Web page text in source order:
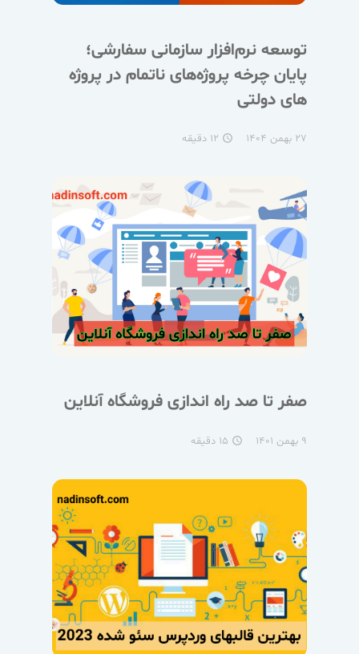
توسعه نرم‌افزار سازمانی سفارشی؛
پایان چرخه پروژه‌های ناتمام در پروژه
های دولتی
۲۷ بهمن ۱۴۰۴ access_time
صفر تا صد راه اندازی فروشگاه آنلاین
۹ بهمن ۱۴۰۱ access_time